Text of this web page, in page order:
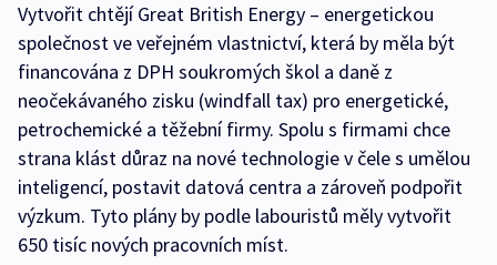
Vytvořit chtějí Great British Energy – energetickou
společnost ve veřejném vlastnictví, která by měla být
financována z DPH soukromých škol a daně z
neočekávaného zisku (windfall tax) pro energetické,
petrochemické a těžební firmy. Spolu s firmami chce
strana klást důraz na nové technologie v čele s umělou
inteligencí, postavit datová centra a zároveň podpořit
výzkum. Tyto plány by podle labouristů měly vytvořit
650 tisíc nových pracovních míst.